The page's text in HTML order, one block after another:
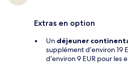
Extras en option
Un déjeuner
supplément d’environ 19
d’environ 9 EUR pour les